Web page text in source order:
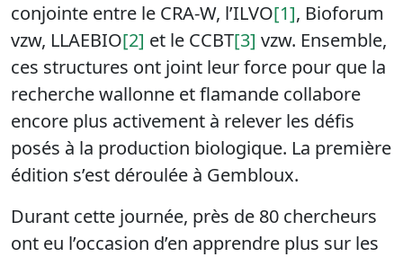
conjointe entre le CRA-W, l’ILVO[1], Bioforum
vzw, LLAEBIO[2] et le CCBT[3] vzw. Ensemble,
ces structures ont joint leur force pour que la
recherche wallonne et flamande collabore
encore plus activement à relever les défis
posés à la production biologique. La première
édition s’est déroulée à Gembloux.
Durant cette journée, près de 80 chercheurs
ont eu l’occasion d’en apprendre plus sur les